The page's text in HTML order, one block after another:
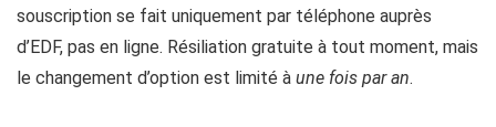
souscription se fait uniquement par téléphone auprès
d’EDF, pas en ligne. Résiliation gratuite à tout moment, mais
le changement d’option est limité à une fois par an.